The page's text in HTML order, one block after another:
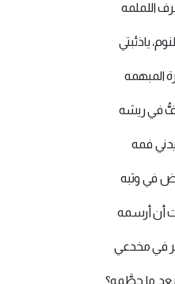
اللملمه
ياذئبتي
المبهمه
في ريشه
فمه
في وثبه
أن أرسمه
في مخدعي
ما حطَّمه؟